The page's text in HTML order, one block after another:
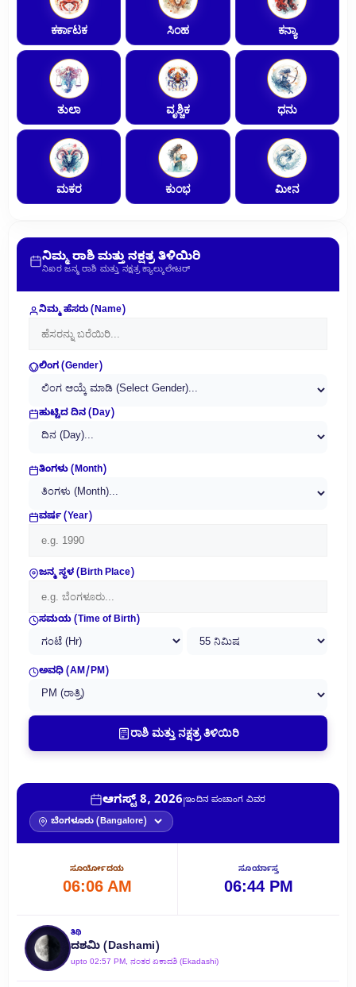
ಕರ್ಕಾಟಕ ಸಿಂಹ ಕನ್ಯಾ
ತುಲಾ ವೃಶ್ಚಿಕ ಧನು
ಮಕರ ಕುಂಭ ಮೀನ
ನಿಮ್ಮ ರಾಶಿ ಮತ್ತು ನಕ್ಷತ್ರ ತಿಳಿಯಿರಿ
ನಿಖರ ಜನ್ಮ ರಾಶಿ ಮತ್ತು ನಕ್ಷತ್ರ ಕ್ಯಾಲ್ಕುಲೇಟರ್
ನಿಮ್ಮ ಹೆಸರು (Name)
ಲಿಂಗ (Gender)
ಹುಟ್ಟಿದ ದಿನ (Day)
ತಿಂಗಳು (Month)
ವರ್ಷ (Year)
ಜನ್ಮ ಸ್ಥಳ (Birth Place)
ಸಮಯ (Time of Birth)
ಅವಧಿ (AM/PM)
ರಾಶಿ ಮತ್ತು ನಕ್ಷತ್ರ ತಿಳಿಯಿರಿ
ಆಗಸ್ಟ್ 8, 2026|ಇಂದಿನ ಪಂಚಾಂಗ ವಿವರ
ಸೂರ್ಯೋದಯ
06:06 AM
ಸೂರ್ಯಾಸ್ತ
06:44 PM
ತಿಥಿ
ದಶಮಿ (Dashami)
upto 02:57 PM, ನಂತರ ಏಕಾದಶಿ (Ekadashi)